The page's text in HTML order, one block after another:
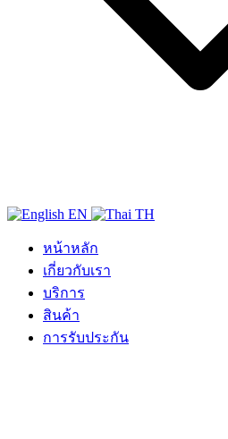
EN TH
หน้าหลัก
เกี่ยวกับเรา
บริการ
สินค้า
การรับประกัน